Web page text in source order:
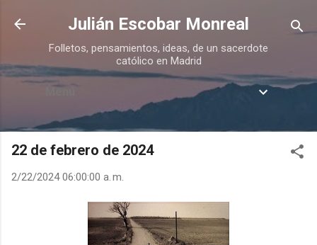
Ir al contenido principal
Julián Escobar Monreal
Folletos, pensamientos, ideas, de un sacerdote
católico en Madrid
Menú
22 de febrero de 2024
2/22/2024 06:00:00 a. m.